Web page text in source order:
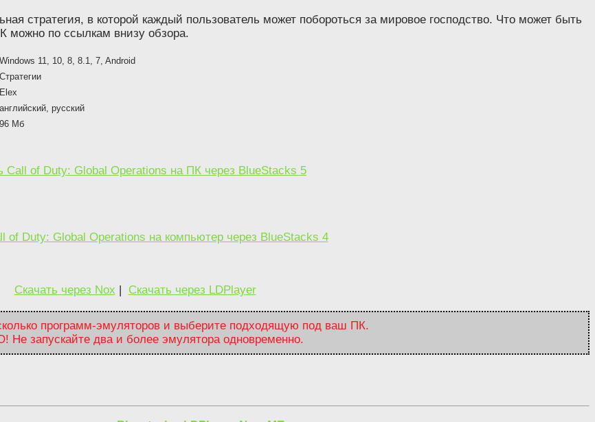
стратегия, в которой каждый пользователь может побороться за мировое господство. Что может быть
можно по ссылкам внизу обзора.
Windows 11, 10, 8, 8.1, 7, Android
Стратегии
Elex
английский, русский
96 Мб
Call of Duty: Global Operations на ПК через BlueStacks 5
of Duty: Global Operations на компьютер через BlueStacks 4
Скачать через Nox | Скачать через LDPlayer
программ-эмуляторов и выберите подходящую под ваш ПК.
Не запускайте два и более эмулятора одновременно.